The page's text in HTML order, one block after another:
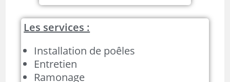
Les services :
Installation de poêles
Entretien
Ramonage